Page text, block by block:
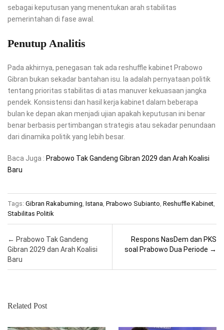
sebagai keputusan yang menentukan arah stabilitas
pemerintahan di fase awal.
Penutup Analitis
Pada akhirnya, penegasan tak ada reshuffle kabinet Prabowo
Gibran bukan sekadar bantahan isu. Ia adalah pernyataan politik
tentang prioritas stabilitas di atas manuver kekuasaan jangka
pendek. Konsistensi dan hasil kerja kabinet dalam beberapa
bulan ke depan akan menjadi ujian apakah keputusan ini benar
benar berbasis pertimbangan strategis atau sekadar penundaan
dari dinamika politik yang lebih besar.
Baca Juga : Prabowo Tak Gandeng Gibran 2029 dan Arah Koalisi
Baru
Tags: Gibran Rakabuming, Istana, Prabowo Subianto, Reshuffle Kabinet,
Stabilitas Politik
Post navigation
← Prabowo Tak Gandeng
Gibran 2029 dan Arah Koalisi
Baru
Respons NasDem dan PKS
soal Prabowo Dua Periode →
Related Post